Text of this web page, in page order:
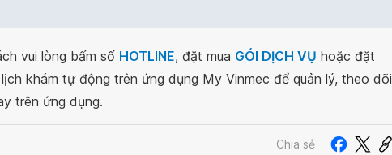
vui lòng bấm số HOTLINE, đặt mua GÓI DỊCH VỤ hoặc đặt
khám tự động trên ứng dụng My Vinmec để quản lý, theo dõi
trên ứng dụng.
Chia sẻ